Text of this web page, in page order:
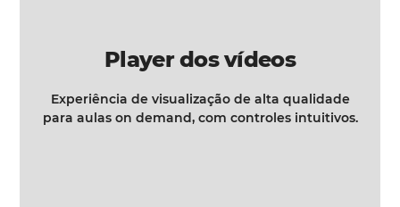
Player dos vídeos
Experiência de visualização de alta qualidade
para aulas on demand, com controles intuitivos.